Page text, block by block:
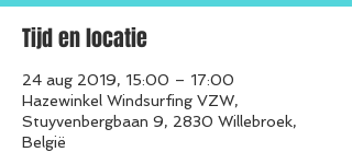
Tijd en locatie
24 aug 2019, 15:00 – 17:00
Hazewinkel Windsurfing VZW,
Stuyvenbergbaan 9, 2830 Willebroek,
België